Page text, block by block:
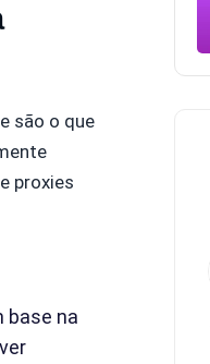
são o que
proxies
base na